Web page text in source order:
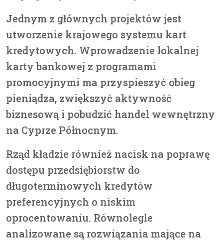
Jednym z głównych projektów jest
utworzenie krajowego systemu kart
kredytowych. Wprowadzenie lokalnej
karty bankowej z programami
promocyjnymi ma przyspieszyć obieg
pieniądza, zwiększyć aktywność
biznesową i pobudzić handel wewnętrzny
na Cyprze Północnym.
Rząd kładzie również nacisk na poprawę
dostępu przedsiębiorstw do
długoterminowych kredytów
preferencyjnych o niskim
oprocentowaniu. Równolegle
analizowane są rozwiązania mające na